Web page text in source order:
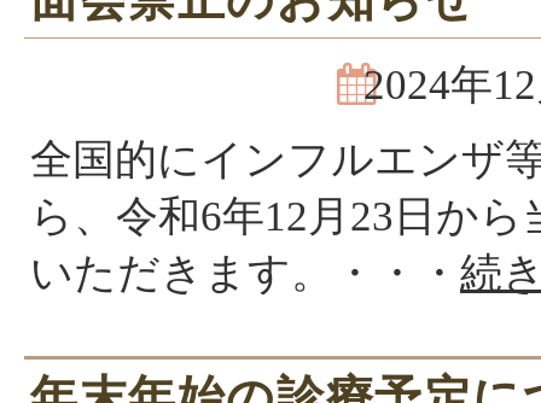
2024年
全国的にインフルエンザ
ら、令和6年12月23日か
いただきます。・・・ 続